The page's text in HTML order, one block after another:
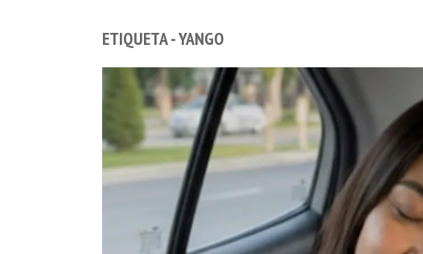
ETIQUETA - YANGO